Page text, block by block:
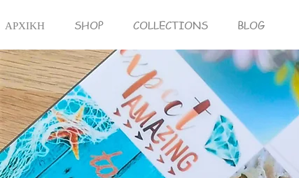
ΑΡΧΙΚΗ SHOP COLLECTIONS BLOG